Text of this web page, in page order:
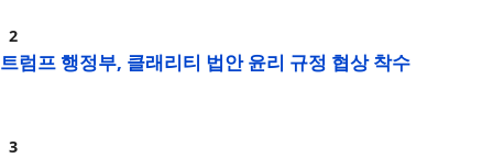
트럼프 행정부, 클래리티 법안 윤리 규정 협상 착수